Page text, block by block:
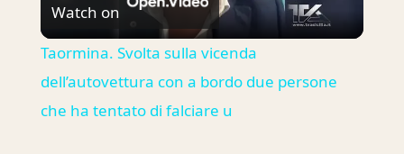
Video
Watch on
Taormina. Svolta sulla vicenda
dell’autovettura con a bordo due persone
che ha tentato di falciare u